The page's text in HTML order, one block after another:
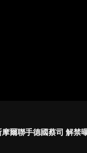
爾聯手德國蔡司 解禁